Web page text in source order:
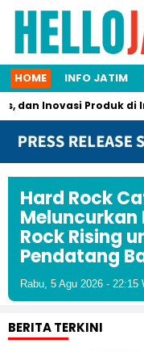
HOME INFO JATIM
Inovasi Produk di
Hard Rock
Meluncurkan
Rock Rising
Pendatang
Rabu, 5 Agu 2026 - 22:15
BERITA TERKINI